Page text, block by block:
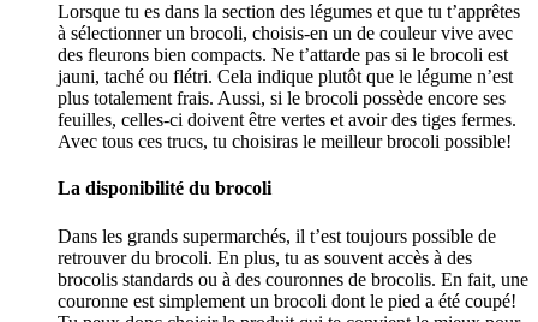
Lorsque tu es dans la section des légumes et que tu t’apprêtes
à sélectionner un brocoli, choisis-en un de couleur vive avec
des fleurons bien compacts. Ne t’attarde pas si le brocoli est
jauni, taché ou flétri. Cela indique plutôt que le légume n’est
plus totalement frais. Aussi, si le brocoli possède encore ses
feuilles, celles-ci doivent être vertes et avoir des tiges fermes.
Avec tous ces trucs, tu choisiras le meilleur brocoli possible!
La disponibilité du brocoli
Dans les grands supermarchés, il t’est toujours possible de
retrouver du brocoli. En plus, tu as souvent accès à des
brocolis standards ou à des couronnes de brocolis. En fait, une
couronne est simplement un brocoli dont le pied a été coupé!